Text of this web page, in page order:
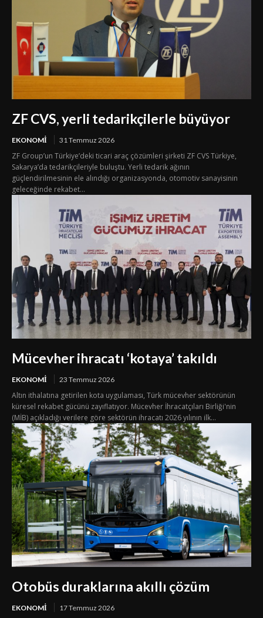
ZF CVS, yerli tedarikçilerle büyüyor
EKONOMI 31 Temmuz 2026
ZF Group’un Türkiye’deki ticari araç çözümleri şirketi ZF CVS Türkiye,
Sakarya’da tedarikçileriyle buluştu. Yerli tedarik ağının
güçlendirilmesinin ele alındığı organizasyonda, otomotiv sanayisinin
geleceğinde rekabet...
Mücevher ihracatı ‘kotaya’ takıldı
EKONOMI 23 Temmuz 2026
Altın ithalatına getirilen kota uygulaması, Türk mücevher sektörünün
küresel rekabet gücünü zayıflatıyor. Mücevher İhracatçıları Birliği'nin
(MİB) açıkladığı verilere göre sektörün ihracatı 2026 yılının ilk...
Otobüs duraklarına akıllı çözüm
EKONOMI 17 Temmuz 2026